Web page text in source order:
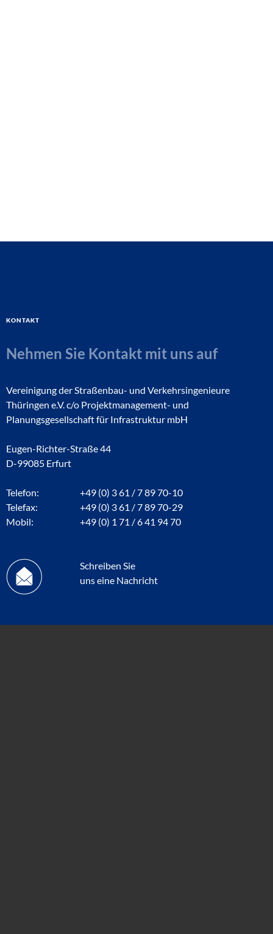
Kontakt
Nehmen Sie Kontakt mit uns auf
Vereinigung der Straßenbau- und Verkehrsingenieure
Thüringen e.V. c/o Projektmanagement- und
Planungsgesellschaft für Infrastruktur mbH
Eugen-Richter-Straße 44
D-99085 Erfurt
Telefon:
+49 (0) 3 61 / 7 89 70-10
Telefax:
+49 (0) 3 61 / 7 89 70-29
Mobil:
+49 (0) 1 71 / 6 41 94 70
Schreiben Sie
uns eine Nachricht